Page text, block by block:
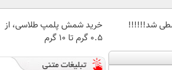
شد!!!!!!
خرید شمش پلمپ طلاسی، از
۰.۵ گرم تا ۱۰ گرم